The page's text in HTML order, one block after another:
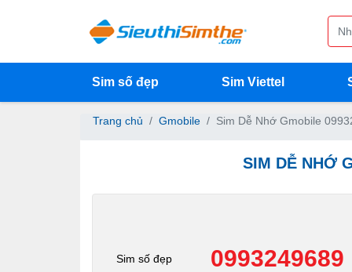
Sim số đẹp Sim Viettel
Trang chủ Gmobile Sim Dễ Nhớ Gmobile
SIM DỄ NHỚ
Sim số đẹp 0993249689